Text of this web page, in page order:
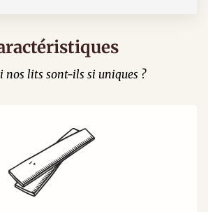
nos lits sont-ils si uniques ?